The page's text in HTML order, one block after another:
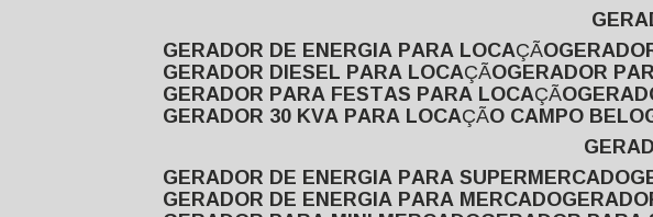
GERADOR DE ENERGIA PARA LOCAÇÃO
GERADOR DIESEL PARA LOCAÇÃO GERADOR
GERADOR PARA FESTAS PARA LOCAÇÃO
GERADOR 30 KVA PARA LOCAÇÃO CAMPO BELO
GERADOR DE ENERGIA PARA SUPERMERCADO
GERADOR DE ENERGIA PARA MERCADO